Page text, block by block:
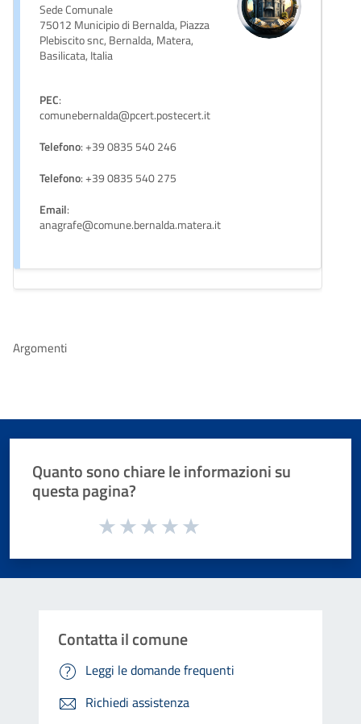
Sede Comunale
75012 Municipio di Bernalda, Piazza
Plebiscito snc, Bernalda, Matera,
Basilicata, Italia
PEC:
comunebernalda@pcert.postecert.it
Telefono: +39 0835 540 246
Telefono: +39 0835 540 275
Email:
anagrafe@comune.bernalda.matera.it
Argomenti
Quanto sono chiare le informazioni su
questa pagina?
Valuta da 1 a 5 stelle la pagina
Contatta il comune
Leggi le domande frequenti
Richiedi assistenza